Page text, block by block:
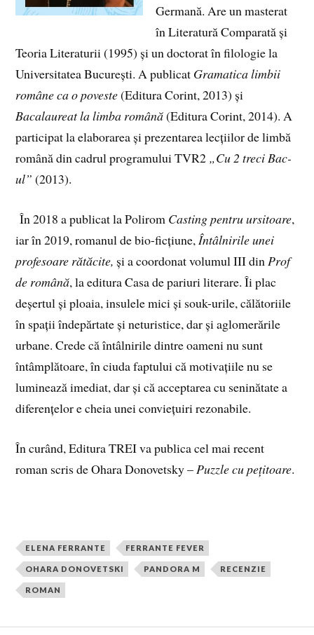
Germană. Are un masterat
în Literatură Comparată și
Teoria Literaturii (1995) și un doctorat în filologie la
Universitatea București. A publicat Gramatica limbii
române ca o poveste(Editura Corint, 2013) și
Bacalaureat la limba română(Editura Corint, 2014). A
participat la elaborarea și prezentarea lecțiilor de limbă
română din cadrul programului TVR2 „Cu 2 treci Bac-
ul” (2013).
În 2018 a publicat la Polirom Casting pentru ursitoare,
iar în 2019, romanul de bio-ficțiune,Întâlnirile unei
profesoare rătăcite, și a coordonat volumul III dinProf
de română, la editura Casa de pariuri literare. Îi plac
deșertul și ploaia, insulele mici și souk-urile, călătoriile
în spații îndepărtate și neturistice, dar și aglomerările
urbane. Crede că întâlnirile dintre oameni nu sunt
întâmplătoare, în ciuda faptului că motivațiile nu se
luminează imediat, dar și că acceptarea cu seninătate a
diferențelor e cheia unei conviețuiri rezonabile.
În curând, Editura TREI va publica cel mai recent
roman scris de Ohara Donovetsky – Puzzle cu pețitoare.
ELENA FERRANTE FERRANTE FEVER
OHARA DONOVETSKI PANDORA M RECENZIE
ROMAN